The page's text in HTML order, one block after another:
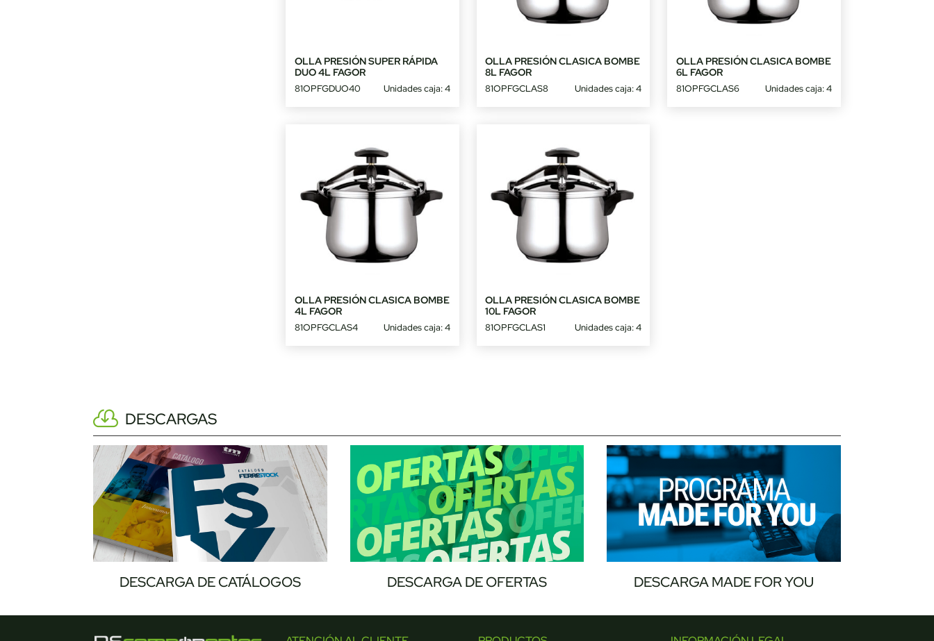
OLLA PRESIÓN SUPER RÁPIDA
DUO 4L FAGOR
81OPFGDUO40 Unidades caja: 4
OLLA PRESIÓN CLASICA BOMBE
8L FAGOR
81OPFGCLAS8 Unidades caja: 4
OLLA PRESIÓN CLASICA BOMBE
6L FAGOR
81OPFGCLAS6 Unidades caja: 4
OLLA PRESIÓN CLASICA BOMBE
4L FAGOR
81OPFGCLAS4 Unidades caja: 4
OLLA PRESIÓN CLASICA BOMBE
10L FAGOR
81OPFGCLAS1 Unidades caja: 4
DESCARGAS
DESCARGA DE CATÁLOGOS DESCARGA DE OFERTAS DESCARGA MADE FOR YOU